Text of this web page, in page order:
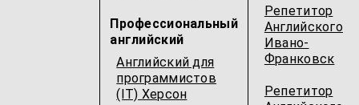
Профессиональный
английский
Английский для
программистов
(IT) Херсон
Репетитор
Английского
Ивано-
Франковск
Репетитор